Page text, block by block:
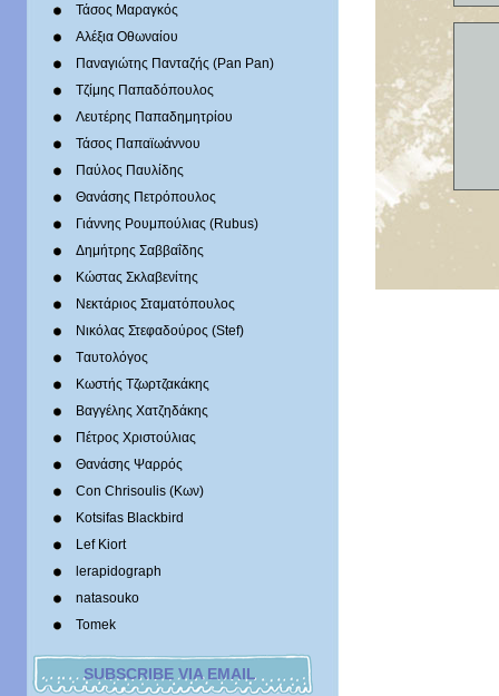
Τάσος Μαραγκός
Αλέξια Οθωναίου
Παναγιώτης Πανταζής (Pan Pan)
Τζίμης Παπαδόπουλος
Λευτέρης Παπαδημητρίου
Τάσος Παπαϊωάννου
Παύλος Παυλίδης
Θανάσης Πετρόπουλος
Γιάννης Ρουμπούλιας (Rubus)
Δημήτρης Σαββαΐδης
Κώστας Σκλαβενίτης
Νεκτάριος Σταματόπουλος
Νικόλας Στεφαδούρος (Stef)
Tαυτολόγος
Κωστής Τζωρτζακάκης
Βαγγέλης Χατζηδάκης
Πέτρος Χριστούλιας
Θανάσης Ψαρρός
Con Chrisoulis (Κων)
Kotsifas Blackbird
Lef Kiort
lerapidograph
natasouko
Tomek
SUBSCRIBE VIA EMAIL